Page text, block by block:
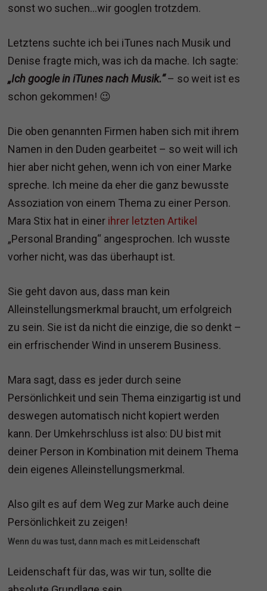
sonst wo suchen…wir googlen trotzdem.
Letztens suchte ich bei iTunes nach Musik und
Denise fragte mich, was ich da mache. Ich sagte:
„Ich google in iTunes nach Musik.“– so weit ist es
schon gekommen! 😉
Die oben genannten Firmen haben sich mit ihrem
Namen in den Duden gearbeitet – so weit will ich
hier aber nicht gehen, wenn ich von einer Marke
spreche. Ich meine da eher die ganz bewusste
Assoziation von einem Thema zu einer Person.
Mara Stix hat in einer ihrer letzten Artikel
„Personal Branding“ angesprochen. Ich wusste
vorher nicht, was das überhaupt ist.
Sie geht davon aus, dass man kein
Alleinstellungsmerkmal braucht, um erfolgreich
zu sein. Sie ist da nicht die einzige, die so denkt –
ein erfrischender Wind in unserem Business.
Mara sagt, dass es jeder durch seine
Persönlichkeit und sein Thema einzigartig ist und
deswegen automatisch nicht kopiert werden
kann. Der Umkehrschluss ist also: DU bist mit
deiner Person in Kombination mit deinem Thema
dein eigenes Alleinstellungsmerkmal.
Also gilt es auf dem Weg zur Marke auch deine
Persönlichkeit zu zeigen!
Wenn du was tust, dann mach es mit Leidenschaft
Leidenschaft für das, was wir tun, sollte die